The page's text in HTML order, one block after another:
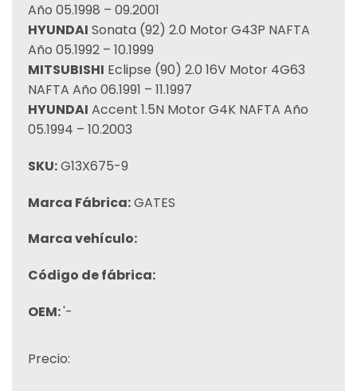
Año 05.1998 – 09.2001
HYUNDAI Sonata (92) 2.0 Motor G43P NAFTA
Año 05.1992 – 10.1999
MITSUBISHI Eclipse (90) 2.0 16V Motor 4G63
NAFTA Año 06.1991 – 11.1997
HYUNDAI Accent 1.5N Motor G4K NAFTA Año
05.1994 – 10.2003
SKU:G13X675-9
Marca Fábrica:GATES
Marca vehículo:
Código de fábrica:
OEM:'-
Precio: